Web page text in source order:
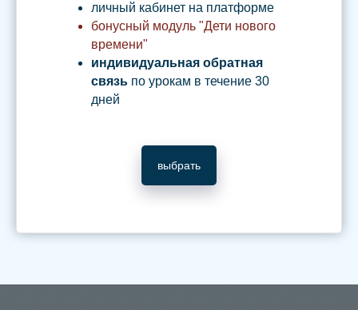
личный кабинет на платформе
бонусный модуль "Дети нового
времени"
индивидуальная обратная
связь по урокам в течение 30
дней
выбрать